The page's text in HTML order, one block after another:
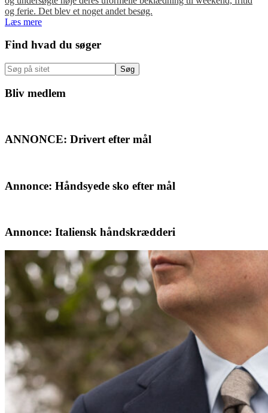
og ferie. Det blev et noget andet besøg.
Læs mere
Primær
Sidebar
Find hvad du søger
Søg
på
sitet
Bliv medlem
ANNONCE: Drivert efter mål
Annonce: Håndsyede sko efter mål
Annonce: Italiensk håndskrædderi